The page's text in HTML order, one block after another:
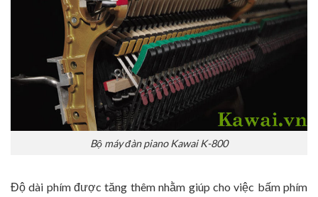
Bộ máy đàn piano Kawai K-800
Độ dài phím được tăng thêm nhằm giúp cho việc bấm phím